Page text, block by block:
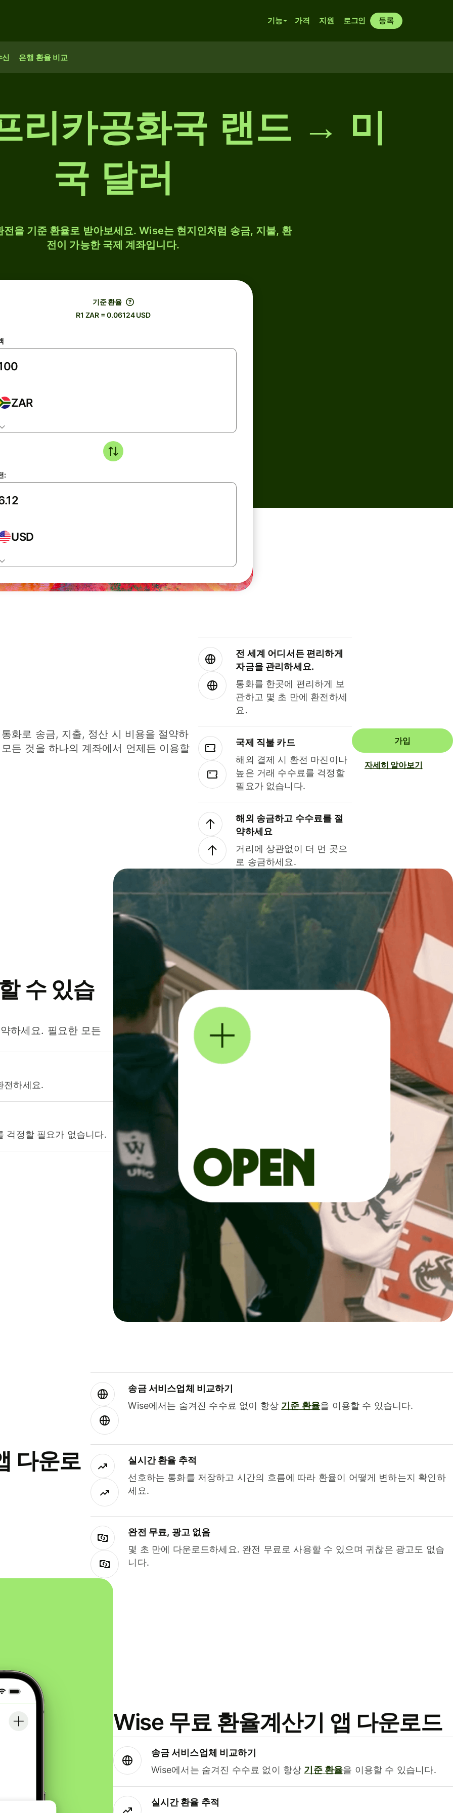
기능 가격 지원 로그인 등록
신 은행 환율 비교
리카공화국 랜드 → 미
국 달러
을 기준 환율로 받아보세요. Wise는 현지인처럼 송금, 지불, 환
전이 가능한 국제 계좌입니다.
기준 환율
R1 ZAR = 0.06124 USD
ZAR
:
USD
화로 송금, 지출, 정산 시 비용을 절약하
든 것을 하나의 계좌에서 언제든 이용할
전 세계 어디서든 편리하게
자금을 관리하세요.
통화를 한곳에 편리하게 보
관하고 몇 초 만에 환전하세
요.
국제 직불 카드
해외 결제 시 환전 마진이나
높은 거래 수수료를 걱정할
필요가 없습니다.
해외 송금하고 수수료를 절
약하세요
거리에 상관없이 더 먼 곳으
로 송금하세요.
가입
자세히 알아보기
수 있습
하세요. 필요한 모든
전하세요.
걱정할 필요가 없습니다.
다운로
송금 서비스업체 비교하기
Wise에서는 숨겨진 수수료 없이 항상 기준 환율을 이용할 수 있습니다.
실시간 환율 추적
선호하는 통화를 저장하고 시간의 흐름에 따라 환율이 어떻게 변하는지 확인하
세요.
완전 무료, 광고 없음
몇 초 만에 다운로드하세요. 완전 무료로 사용할 수 있으며 귀찮은 광고도 없습
니다.
Wise 무료 환율계산기 앱 다운로드
송금 서비스업체 비교하기
Wise에서는 숨겨진 수수료 없이 항상 기준 환율을 이용할 수 있습니다.
실시간 환율 추적